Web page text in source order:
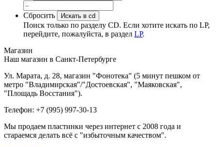
Сбросить Искать в cd
Поиск только по разделу CD. Если хотите искать по LP,
перейдите, пожалуйста, в раздел LP.
Магазин
Наш магазин в Санкт-Петербурге
Ул. Марата, д. 28, магазин "Фонотека" (5 минут пешком от
метро "Владимирская"/"Достоевская", "Маяковская",
"Площадь Восстания").
Телефон: +7 (995) 997-30-13
Мы продаем пластинки через интернет c 2008 года и
стараемся делать всё с "избыточным качеством".